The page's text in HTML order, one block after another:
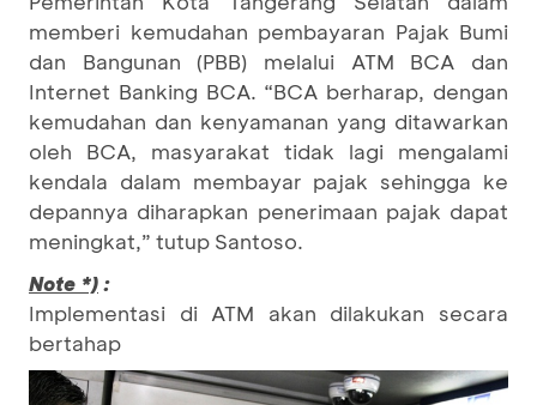
memberi kemudahan pembayaran Pajak Bumi
dan Bangunan (PBB) melalui ATM BCA dan
Internet Banking BCA. “BCA berharap, dengan
kemudahan dan kenyamanan yang ditawarkan
oleh BCA, masyarakat tidak lagi mengalami
kendala dalam membayar pajak sehingga ke
depannya diharapkan penerimaan pajak dapat
meningkat,” tutup Santoso.
Note *):
Implementasi di ATM akan dilakukan secara
bertahap